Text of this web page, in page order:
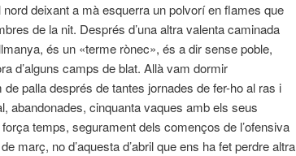
deixant a mà esquerra un polvorí en flames que
de la nit. Després d’una altra valenta caminada
és un «terme rònec», és a dir sense poble,
d’alguns camps de blat. Allà vam dormir
palla després de tantes jornades de fer-ho al ras i
abandonades, cinquanta vaques amb els seus
temps, segurament dels començos de l’ofensiva
març, no d’aquesta d’abril que ens ha fet perdre altra